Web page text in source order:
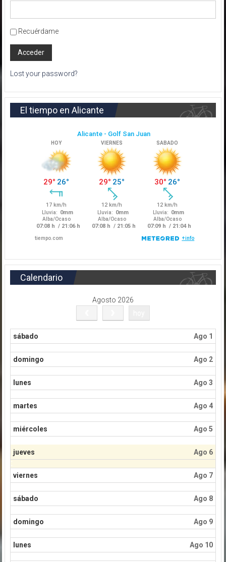
Recuérdame
Lost your password?
El tiempo en Alicante
Calendario
Agosto 2026
sábado Ago 1
domingo Ago 2
lunes Ago 3
martes Ago 4
miércoles Ago 5
jueves Ago 6
viernes Ago 7
sábado Ago 8
domingo Ago 9
lunes Ago 10